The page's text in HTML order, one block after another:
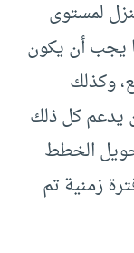
لمستوى
يجب أن يكون
وكذلك
يدعم كل ذلك
الخطط
زمنية تم